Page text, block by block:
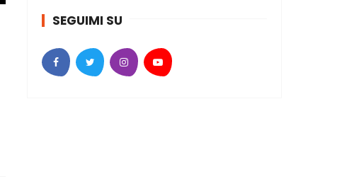
SEGUIMI SU